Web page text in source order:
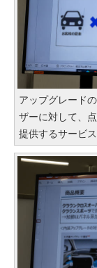
アップグレード
ザーに対して、
提供するサービ